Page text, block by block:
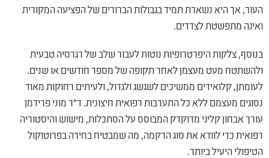
העור, אך היא נשארת תמיד בגבולות הברורים של הפציעה המקורית
ואינה מתפשטת לצדדים.
בנוסף, צלקות היפרטרופיות נוטות לעבור שלב של רגרסיה טבעית
ולהשתטח מעט מעצמן לאחר תקופה של מספר חודשים או שנים.
לעומתן, קלואידים ממשיכים לשגשג ולגדול, ולעיתים רחוקות מאוד
נסוגים מעצמם ללא כל התערבות רפואית חיצונית. ד"ר מוני פרידמן
עורך אבחון קליני מדוקדק המבוסס על הסתכלות, מישוש והיסטוריה
רפואית כדי לוודא את סוג הרקמה, מה שמבטיח בחירה בפרוטוקול
הטיפולי היעיל ביותר.